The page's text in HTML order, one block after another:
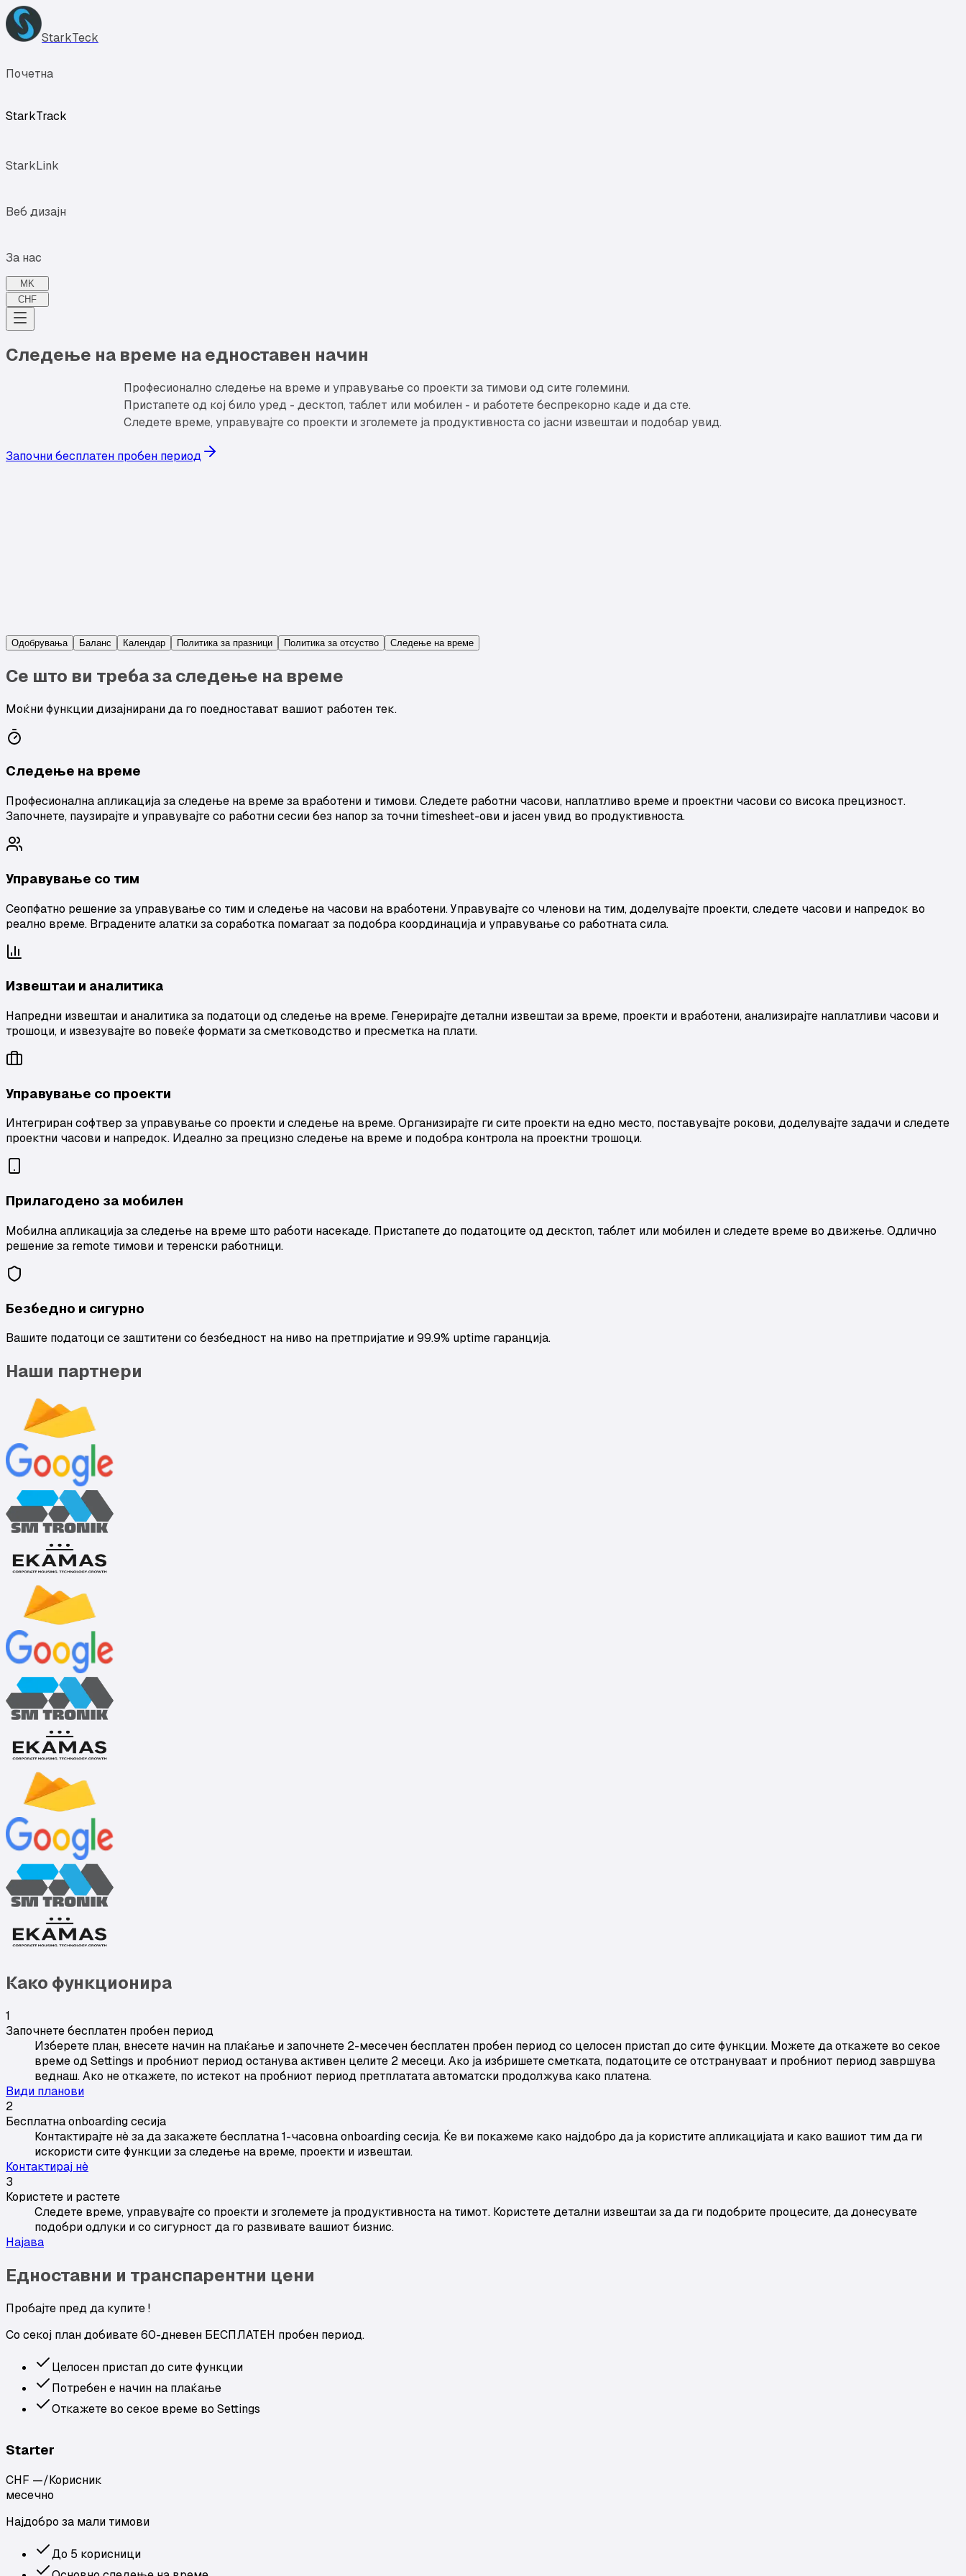
StarkTeck
Почетна
StarkTrack
StarkLink
Веб дизајн
За нас
MK
CHF
Следење на време на едноставен начин
Професионално следење на време и управување со проекти за тимови од сите големини.
Пристапете од кој било уред - десктоп, таблет или мобилен - и работете беспрекорно каде и да сте.
Следете време, управувајте со проекти и зголемете ја продуктивноста со јасни извештаи и подобар увид.
Започни бесплатен пробен период
Одобрувања Баланс Календар Политика за празници Политика за отсуство Следење на време
Се што ви треба за следење на време
Моќни функции дизајнирани да го поедностават вашиот работен тек.
Следење на време
Професионална апликација за следење на време за вработени и тимови. Следете работни часови, наплатливо време и проектни часови со висока прецизност.
Започнете, паузирајте и управувајте со работни сесии без напор за точни timesheet-ови и јасен увид во продуктивноста.
Управување со тим
Сеопфатно решение за управување со тим и следење на часови на вработени. Управувајте со членови на тим, доделувајте проекти, следете часови и напредок во
реално време. Вградените алатки за соработка помагаат за подобра координација и управување со работната сила.
Извештаи и аналитика
Напредни извештаи и аналитика за податоци од следење на време. Генерирајте детални извештаи за време, проекти и вработени, анализирајте наплатливи часови и
трошоци, и извезувајте во повеќе формати за сметководство и пресметка на плати.
Управување со проекти
Интегриран софтвер за управување со проекти и следење на време. Организирајте ги сите проекти на едно место, поставувајте рокови, доделувајте задачи и следете
проектни часови и напредок. Идеално за прецизно следење на време и подобра контрола на проектни трошоци.
Прилагодено за мобилен
Мобилна апликација за следење на време што работи насекаде. Пристапете до податоците од десктоп, таблет или мобилен и следете време во движење. Одлично
решение за remote тимови и теренски работници.
Безбедно и сигурно
Вашите податоци се заштитени со безбедност на ниво на претпријатие и 99.9% uptime гаранција.
Наши партнери
Како функционира
1
Започнете бесплатен пробен период
Изберете план, внесете начин на плаќање и започнете 2-месечен бесплатен пробен период со целосен пристап до сите функции. Можете да откажете во секое
време од Settings и пробниот период останува активен целите 2 месеци. Ако ја избришете сметката, податоците се отстрануваат и пробниот период завршува
веднаш. Ако не откажете, по истекот на пробниот период претплатата автоматски продолжува како платена.
Види планови
2
Бесплатна onboarding сесија
Контактирајте нè за да закажете бесплатна 1-часовна onboarding сесија. Ќе ви покажеме како најдобро да ја користите апликацијата и како вашиот тим да ги
искористи сите функции за следење на време, проекти и извештаи.
Контактирај нè
3
Користете и растете
Следете време, управувајте со проекти и зголемете ја продуктивноста на тимот. Користете детални извештаи за да ги подобрите процесите, да донесувате
подобри одлуки и со сигурност да го развивате вашиот бизнис.
Најава
Едноставни и транспарентни цени
Пробајте пред да купите !
Со секој план добивате 60-дневен БЕСПЛАТЕН пробен период.
Целосен пристап до сите функции
Потребен е начин на плаќање
Откажете во секое време во Settings
Starter
CHF —/Корисник
месечно
Најдобро за мали тимови
До 5 корисници